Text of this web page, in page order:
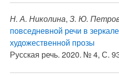
Н. А. Николина, З. Ю.
повседневной речи в
художественной прозы
Русская речь. 2020. № 4, С.